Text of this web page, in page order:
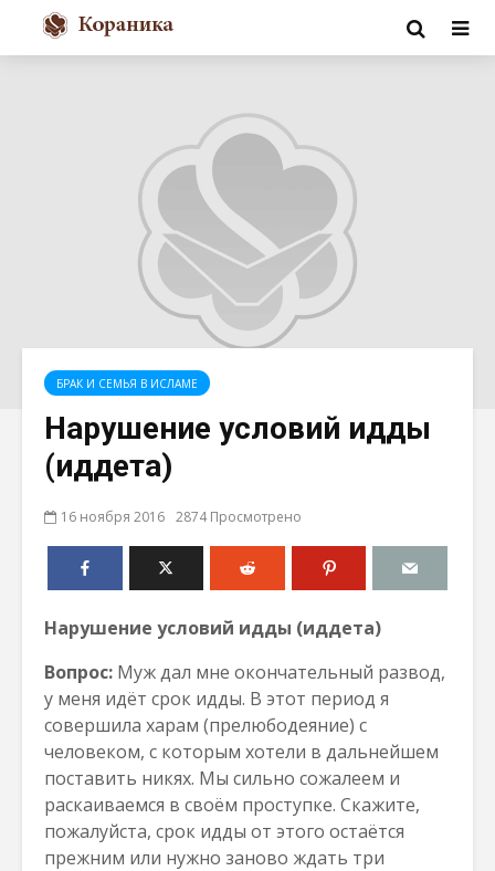
БРАК И СЕМЬЯ В ИСЛАМЕ
Нарушение условий идды
(иддета)
16 ноября 2016 2874 Просмотрено
Нарушение условий идды (иддета)
Вопрос: Муж дал мне окончательный развод,
у меня идёт срок идды. В этот период я
совершила харам (прелюбодеяние) с
человеком, с которым хотели в дальнейшем
поставить никях. Мы сильно сожалеем и
раскаиваемся в своём проступке. Скажите,
пожалуйста, срок идды от этого остаётся
прежним или нужно заново ждать три